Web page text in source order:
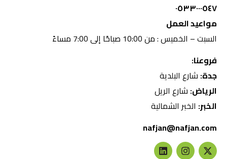
٠٥٣٣٠٠٠٥٤٧
مواعيد العمل
السبت – الخميس : من 10:00 صباحًا إلى 7:00 مساءً
فروعنا:
جدة: شارع البلدية
الرياض: شارع الريل
الخبر: الخبر الشمالية
nafjan@nafjan.com